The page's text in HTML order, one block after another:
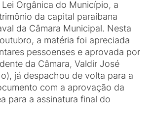
Orgânica do Município, a
da capital paraibana
da Câmara Municipal. Nesta
a matéria foi apreciada
pessoenses e aprovada por
da Câmara, Valdir José
já despachou de volta para a
com a aprovação da
para a assinatura final do